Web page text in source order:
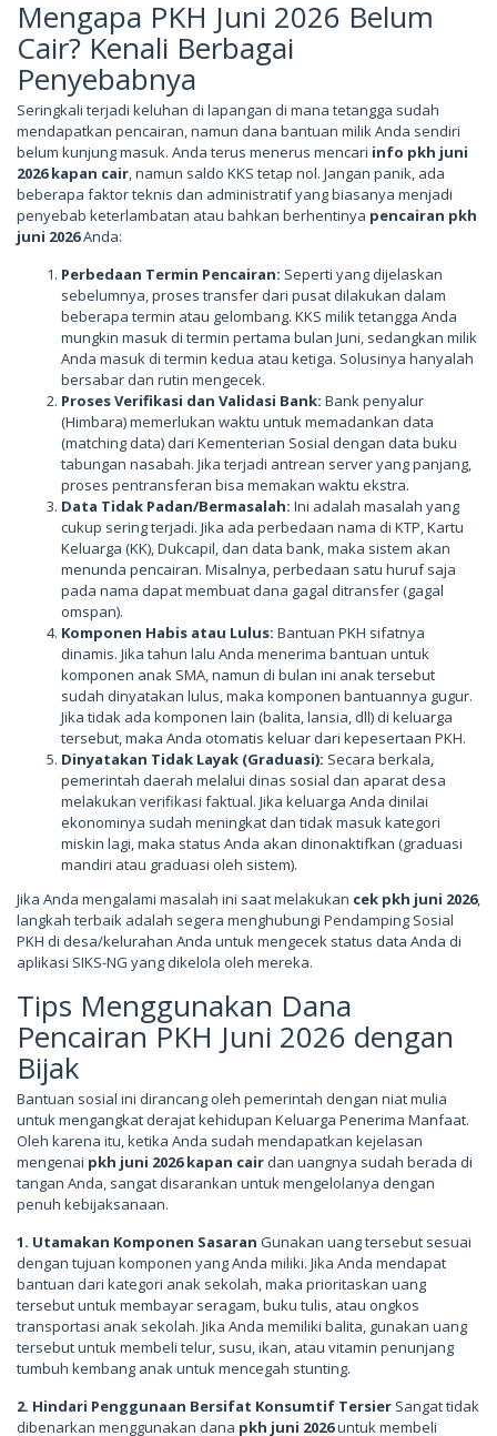
Mengapa PKH Juni 2026 Belum
Cair? Kenali Berbagai
Penyebabnya
Seringkali terjadi keluhan di lapangan di mana tetangga sudah
mendapatkan pencairan, namun dana bantuan milik Anda sendiri
belum kunjung masuk. Anda terus menerus mencari info pkh juni
2026 kapan cair, namun saldo KKS tetap nol. Jangan panik, ada
beberapa faktor teknis dan administratif yang biasanya menjadi
penyebab keterlambatan atau bahkan berhentinya pencairan pkh
juni 2026Anda:
Perbedaan Termin Pencairan: Seperti yang dijelaskan
sebelumnya, proses transfer dari pusat dilakukan dalam
beberapa termin atau gelombang. KKS milik tetangga Anda
mungkin masuk di termin pertama bulan Juni, sedangkan milik
Anda masuk di termin kedua atau ketiga. Solusinya hanyalah
bersabar dan rutin mengecek.
Proses Verifikasi dan Validasi Bank: Bank penyalur
(Himbara) memerlukan waktu untuk memadankan data
(matching data) dari Kementerian Sosial dengan data buku
tabungan nasabah. Jika terjadi antrean server yang panjang,
proses pentransferan bisa memakan waktu ekstra.
Data Tidak Padan/Bermasalah: Ini adalah masalah yang
cukup sering terjadi. Jika ada perbedaan nama di KTP, Kartu
Keluarga (KK), Dukcapil, dan data bank, maka sistem akan
menunda pencairan. Misalnya, perbedaan satu huruf saja
pada nama dapat membuat dana gagal ditransfer (gagal
omspan).
Komponen Habis atau Lulus: Bantuan PKH sifatnya
dinamis. Jika tahun lalu Anda menerima bantuan untuk
komponen anak SMA, namun di bulan ini anak tersebut
sudah dinyatakan lulus, maka komponen bantuannya gugur.
Jika tidak ada komponen lain (balita, lansia, dll) di keluarga
tersebut, maka Anda otomatis keluar dari kepesertaan PKH.
Dinyatakan Tidak Layak (Graduasi): Secara berkala,
pemerintah daerah melalui dinas sosial dan aparat desa
melakukan verifikasi faktual. Jika keluarga Anda dinilai
ekonominya sudah meningkat dan tidak masuk kategori
miskin lagi, maka status Anda akan dinonaktifkan (graduasi
mandiri atau graduasi oleh sistem).
Jika Anda mengalami masalah ini saat melakukan cek pkh juni 2026,
langkah terbaik adalah segera menghubungi Pendamping Sosial
PKH di desa/kelurahan Anda untuk mengecek status data Anda di
aplikasi SIKS-NG yang dikelola oleh mereka.
Tips Menggunakan Dana
Pencairan PKH Juni 2026 dengan
Bijak
Bantuan sosial ini dirancang oleh pemerintah dengan niat mulia
untuk mengangkat derajat kehidupan Keluarga Penerima Manfaat.
Oleh karena itu, ketika Anda sudah mendapatkan kejelasan
mengenai pkh juni 2026 kapan cairdan uangnya sudah berada di
tangan Anda, sangat disarankan untuk mengelolanya dengan
penuh kebijaksanaan.
1. Utamakan Komponen Sasaran Gunakan uang tersebut sesuai
dengan tujuan komponen yang Anda miliki. Jika Anda mendapat
bantuan dari kategori anak sekolah, maka prioritaskan uang
tersebut untuk membayar seragam, buku tulis, atau ongkos
transportasi anak sekolah. Jika Anda memiliki balita, gunakan uang
tersebut untuk membeli telur, susu, ikan, atau vitamin penunjang
tumbuh kembang anak untuk mencegah stunting.
2. Hindari Penggunaan Bersifat Konsumtif Tersier Sangat tidak
dibenarkan menggunakan dana pkh juni 2026untuk membeli